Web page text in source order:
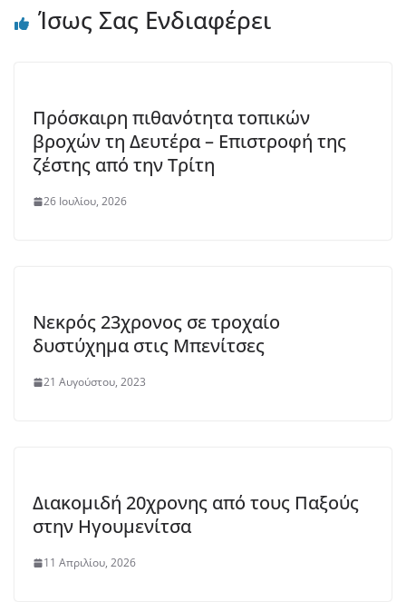
Ίσως Σας Ενδιαφέρει
Πρόσκαιρη πιθανότητα τοπικών
βροχών τη Δευτέρα – Επιστροφή της
ζέστης από την Τρίτη
26 Ιουλίου, 2026
Νεκρός 23χρονος σε τροχαίο
δυστύχημα στις Μπενίτσες
21 Αυγούστου, 2023
Διακομιδή 20χρονης από τους Παξούς
στην Ηγουμενίτσα
11 Απριλίου, 2026